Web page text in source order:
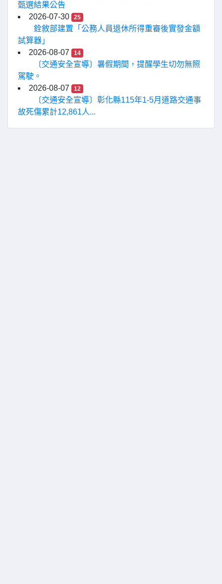
甄選結果公告
2026-07-30
25
銓敘部建置「公務人員退休所得重審後實發金額
試算器」
2026-08-07
14
〔交通安全宣導〕暑假期間，提醒學生切勿無照
駕駛。
2026-08-07
12
〔交通安全宣導〕彰化縣115年1-5月道路交通事
故死傷累計12,861人...